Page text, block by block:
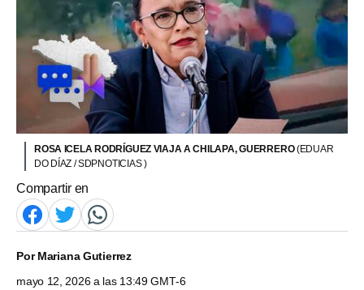
ROSA ICELA RODRÍGUEZ VIAJA A CHILAPA, GUERRERO(EDUAR
DO DÍAZ / SDPNOTICIAS )
Compartir en
PorMariana Gutierrez
mayo 12, 2026 a las 13:49 GMT-6